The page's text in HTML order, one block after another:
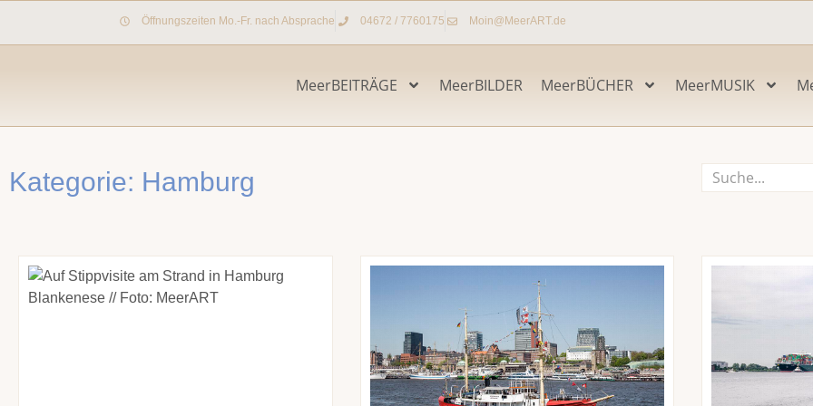
Öffnungszeiten Mo.-Fr. nach Absprache 04672 / 7760175 Moin@MeerART.de
MeerBEITRÄGE MeerBILDER MeerBÜCHER MeerMUSIK
Kategorie: Hamburg Suche
SeiteSeiteSeite Seite